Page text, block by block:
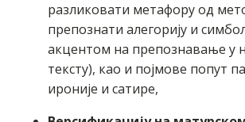
разликовати метафору од
препознати алегорију и
акцентом на препознавање у
тексту), као и појмове попут
ироније и сатире,